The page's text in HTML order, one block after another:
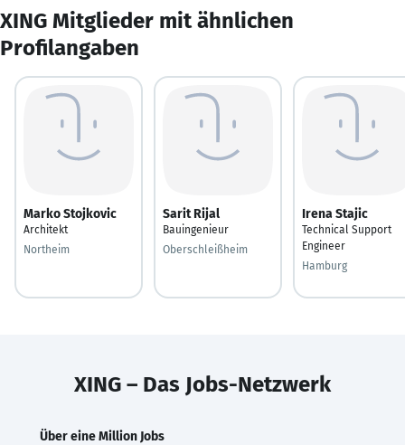
XING Mitglieder mit ähnlichen
Profilangaben
Marko Stojkovic
Architekt
Northeim
Sarit Rijal
Bauingenieur
Oberschleißheim
Irena Stajic
Technical Support
Engineer
Hamburg
XING – Das Jobs-Netzwerk
Über eine Million Jobs